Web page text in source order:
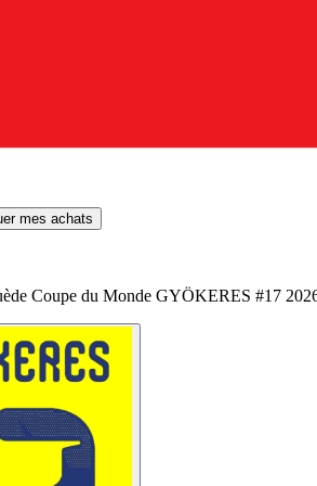
mes achats
Coupe du Monde GYÖKERES #17